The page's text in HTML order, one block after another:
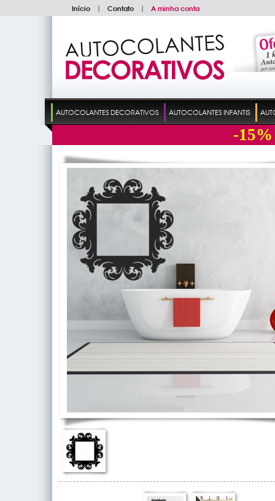
Início | Contato | A minha conta
AUTOCOLANTES DECORATIVOS AUTOCOLANTES INFANTIS
-15%